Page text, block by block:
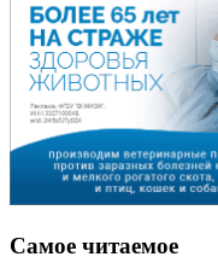
Самое читаемое